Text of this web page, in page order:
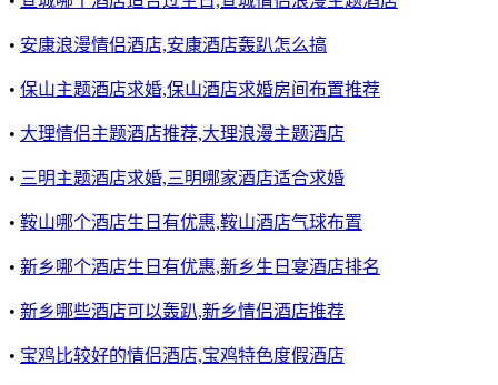
• 安康浪漫情侣酒店,安康酒店轰趴怎么搞
• 保山主题酒店求婚,保山酒店求婚房间布置推荐
• 大理情侣主题酒店推荐,大理浪漫主题酒店
• 三明主题酒店求婚,三明哪家酒店适合求婚
• 鞍山哪个酒店生日有优惠,鞍山酒店气球布置
• 新乡哪个酒店生日有优惠,新乡生日宴酒店排名
• 新乡哪些酒店可以轰趴,新乡情侣酒店推荐
• 宝鸡比较好的情侣酒店,宝鸡特色度假酒店